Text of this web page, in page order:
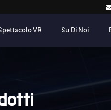
VR Su Di Noi